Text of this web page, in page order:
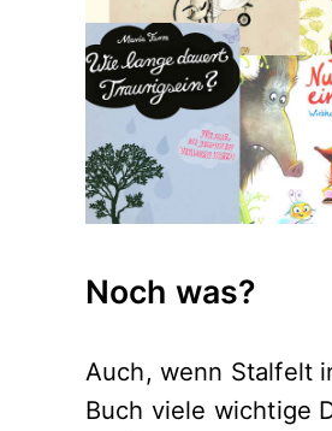
Noch was?
Auch, wenn Stalfelt
Buch viele wichtige